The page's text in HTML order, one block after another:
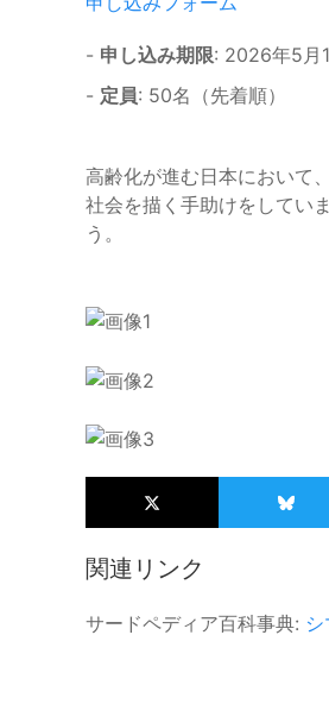
- 申し込み期限: 2026年5月
- 定員: 50名（先着順）
高齢化が進む日本において
社会を描く手助けをしてい
う。
関連リンク
サードペディア百科事典: